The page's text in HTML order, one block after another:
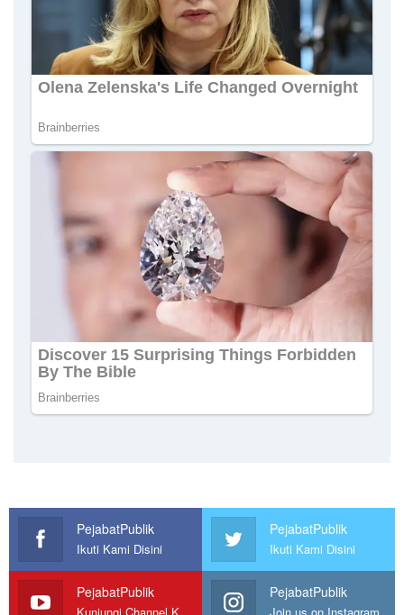
PejabatPublik
Ikuti Kami Disini
PejabatPublik
Ikuti Kami Disini
PejabatPublik PejabatPublik